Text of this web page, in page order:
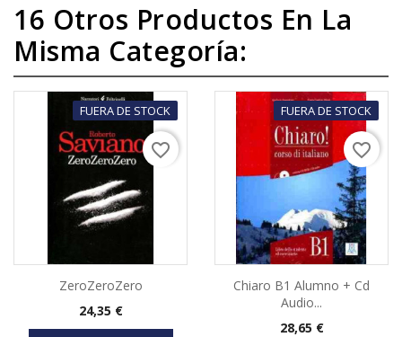
16 Otros Productos En La
Misma Categoría:
FUERA DE STOCK
ZeroZeroZero
Precio
24,35 €
favorite_border
FUERA DE STOCK
Chiaro B1 Alumno + Cd
Audio...
Precio
28,65 €
favorite_border